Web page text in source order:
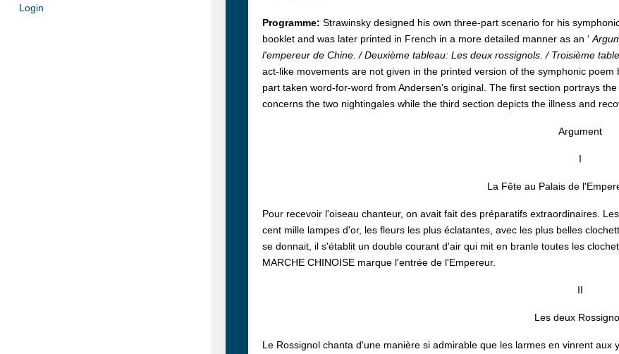
Login
Programme: Strawinsky designed his own three-part scenario for his
booklet and was later printed in French in a more detailed manner as an ‘
l'empereur de Chine. / Deuxième tableau: Les deux rossignols. / Troisième
act-like movements are not given in the printed version of the symphonic
part taken word-for-word from Andersen’s original. The first section portrays
concerns the two nightingales while the third section depicts the illness and
Argument
I
La Fête au Palais de
Pour recevoir l'oiseau chanteur, on avait fait des préparatifs extraordinaires.
cent mille lampes d'or, les fleurs les plus éclatantes, avec les plus belles
se donnait, il s'établit un double courant d'air qui mit en branle toutes les
MARCHE CHINOISE marque l'entrée de l'Empereur.
II
Les deux
Le Rossignol chanta d'une manière si admirable que les larmes en vinrent